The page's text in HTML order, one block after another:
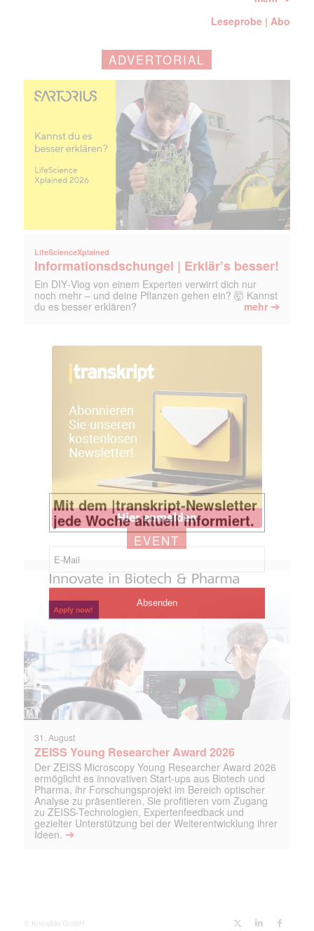
Leseprobe |Abo
ADVERTORIAL
LifeScienceXplained
Informationsdschungel | Erklär’s besser!
Ein DIY‑Vlog von einem Experten verwirrt dich nur
noch mehr – und deine Pflanzen gehen ein? 🤯 Kannst
du es besser erklären?
mehr ➔
EVENT
31. August
ZEISS Young Researcher Award 2026
Der ZEISS Microscopy Young Researcher Award 2026
ermöglicht es innovativen Start-ups aus Biotech und
Pharma, ihr Forschungsprojekt im Bereich optischer
Analyse zu präsentieren. Sie profitieren vom Zugang
zu ZEISS-Technologien, Expertenfeedback und
gezielter Unterstützung bei der Weiterentwicklung ihrer
Ideen. ➔
© Knowbio GmbH